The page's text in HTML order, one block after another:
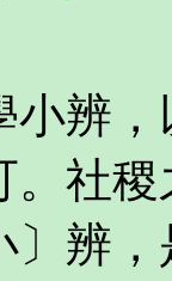
小辨
。社
〕辨